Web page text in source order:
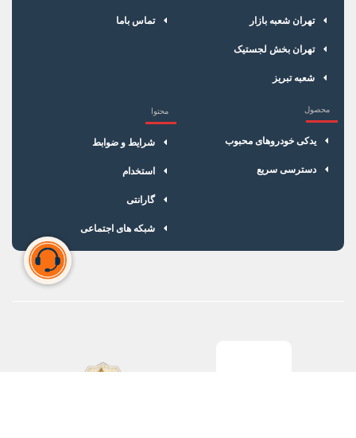
تهران شعبه بازار
تهران بخش لجستیک
شعبه تبریز
تماس باما
محصول
یدکی خودروهای محبوب
دسترسی سریع
محتوا
شرایط و ضوابط
استخدام
گارانتی
شبکه های اجتماعی